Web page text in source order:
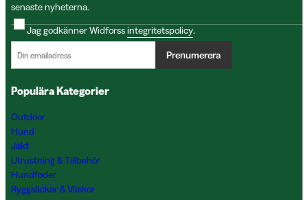
senaste nyheterna.
Jag godkänner Widforssintegritetspolicy.
Prenumerera
Populära Kategorier
Outdoor
Hund
Jakt
Utrustning & Tillbehör
Hundfoder
Ryggsäckar & Väskor